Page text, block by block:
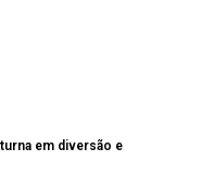
em diversão e